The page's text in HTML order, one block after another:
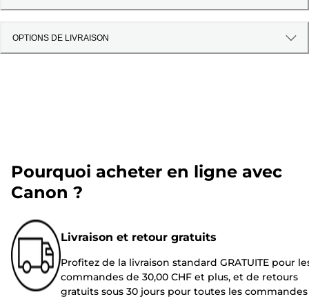
OPTIONS DE LIVRAISON
Pourquoi acheter en ligne avec
Canon ?
Livraison et retour gratuits
Profitez de la livraison standard GRATUITE pour
commandes de 30,00 CHF et plus, et de retours
gratuits sous 30 jours pour toutes les commandes